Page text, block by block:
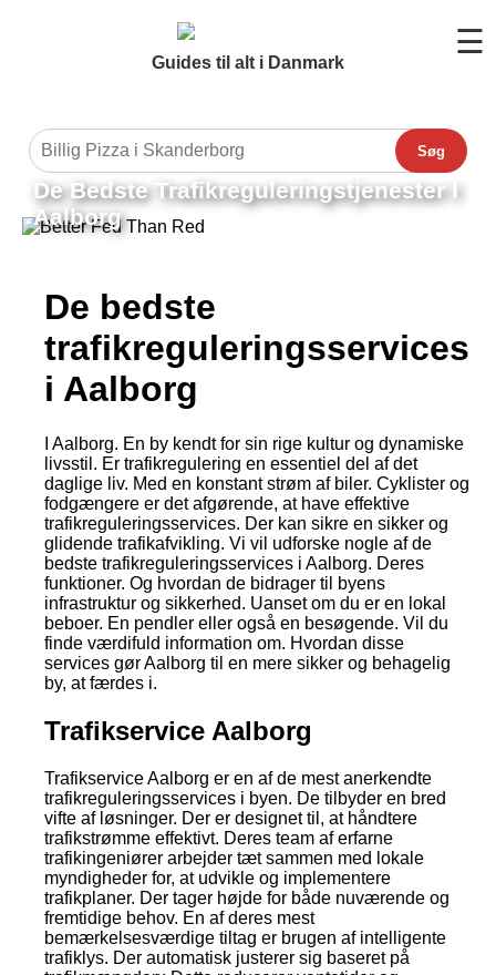
Guides til alt i Danmark
☰
Søg
De Bedste Trafikreguleringstjenester I
Aalborg
De bedste
trafikreguleringsservices
i Aalborg
I Aalborg. En by kendt for sin rige kultur og dynamiske
livsstil. Er trafikregulering en essentiel del af det
daglige liv. Med en konstant strøm af biler. Cyklister og
fodgængere er det afgørende, at have effektive
trafikreguleringsservices. Der kan sikre en sikker og
glidende trafikafvikling. Vi vil udforske nogle af de
bedste trafikreguleringsservices i Aalborg. Deres
funktioner. Og hvordan de bidrager til byens
infrastruktur og sikkerhed. Uanset om du er en lokal
beboer. En pendler eller også en besøgende. Vil du
finde værdifuld information om. Hvordan disse
services gør Aalborg til en mere sikker og behagelig
by, at færdes i.
Trafikservice Aalborg
Trafikservice Aalborg er en af de mest anerkendte
trafikreguleringsservices i byen. De tilbyder en bred
vifte af løsninger. Der er designet til, at håndtere
trafikstrømme effektivt. Deres team af erfarne
trafikingeniører arbejder tæt sammen med lokale
myndigheder for, at udvikle og implementere
trafikplaner. Der tager højde for både nuværende og
fremtidige behov. En af deres mest
bemærkelsesværdige tiltag er brugen af intelligente
trafiklys. Der automatisk justerer sig baseret på